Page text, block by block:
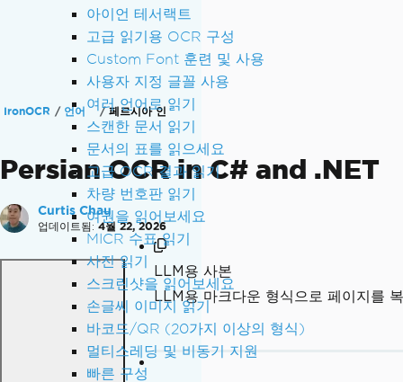
아이언 테서랙트
고급 읽기용 OCR 구성
Custom Font 훈련 및 사용
사용자 지정 글꼴 사용
여러 언어로 읽기
스캔한 문서 읽기
문서의 표를 읽으세요
고급 OCR 결과 읽기
차량 번호판 읽기
여권을 읽어보세요
MICR 수표 읽기
사진 읽기
스크린샷을 읽어보세요
손글씨 이미지 읽기
바코드/QR (20가지 이상의 형식)
멀티스레딩 및 비동기 지원
빠른 구성
IronOCR 언어 페르시아 인
Persian OCR in C# and .NET
Curtis Chau
업데이트됨: 4월 22, 2026
LLM용 사본
LLM용 마크다운 형식으로 페이지를